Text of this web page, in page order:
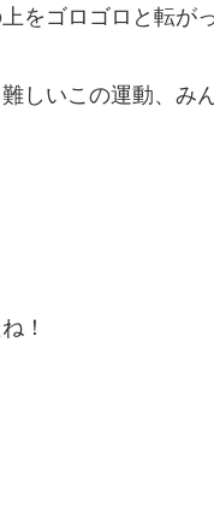
をゴロゴロと転が
しいこの運動、
！